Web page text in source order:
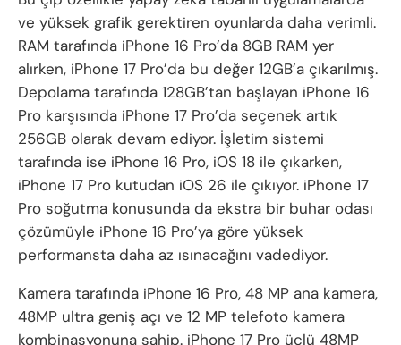
ve yüksek grafik gerektiren oyunlarda daha verimli.
RAM tarafında iPhone 16 Pro’da 8GB RAM yer
alırken, iPhone 17 Pro’da bu değer 12GB’a çıkarılmış.
Depolama tarafında 128GB’tan başlayan iPhone 16
Pro karşısında iPhone 17 Pro’da seçenek artık
256GB olarak devam ediyor. İşletim sistemi
tarafında ise iPhone 16 Pro, iOS 18 ile çıkarken,
iPhone 17 Pro kutudan iOS 26 ile çıkıyor. iPhone 17
Pro soğutma konusunda da ekstra bir buhar odası
çözümüyle iPhone 16 Pro’ya göre yüksek
performansta daha az ısınacağını vadediyor.
Kamera tarafında iPhone 16 Pro, 48 MP ana kamera,
48MP ultra geniş açı ve 12 MP telefoto kamera
kombinasyonuna sahip. iPhone 17 Pro üçlü 48MP